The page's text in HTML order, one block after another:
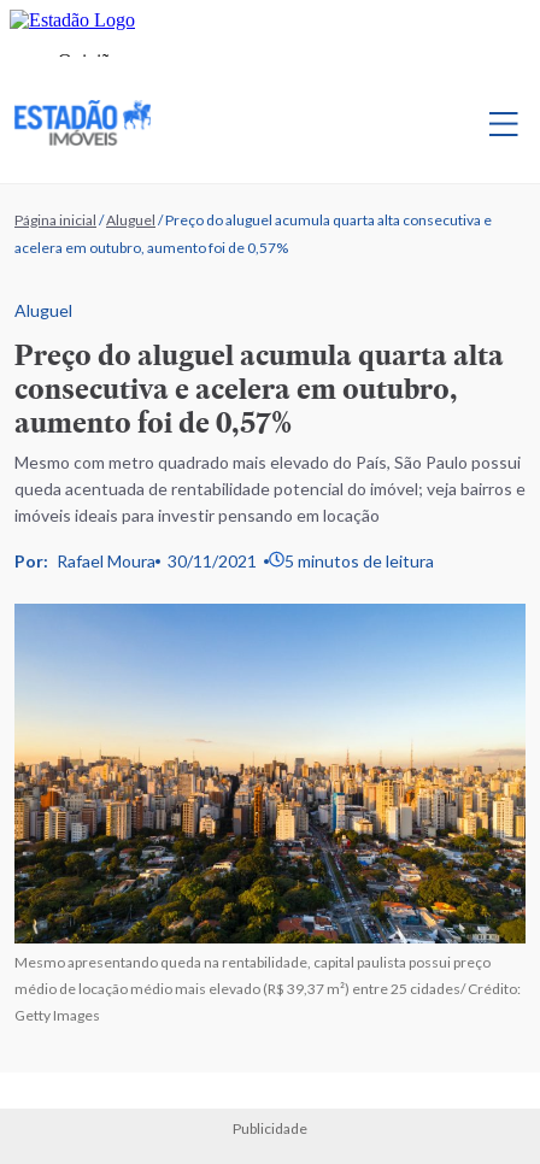
Página inicial /Aluguel /Preço do aluguel acumula quarta alta consecutiva e
acelera em outubro, aumento foi de 0,57%
Aluguel
Preço do aluguel acumula quarta alta
consecutiva e acelera em outubro,
aumento foi de 0,57%
Mesmo com metro quadrado mais elevado do País, São Paulo possui
queda acentuada de rentabilidade potencial do imóvel; veja bairros e
imóveis ideais para investir pensando em locação
Por: Rafael Moura 30/11/2021 5 minutos de leitura
Mesmo apresentando queda na rentabilidade, capital paulista possui preço
médio de locação médio mais elevado (R$ 39,37 m²) entre 25 cidades/ Crédito:
Getty Images
Publicidade